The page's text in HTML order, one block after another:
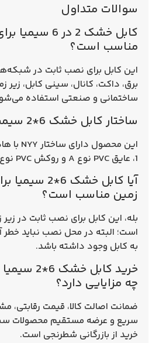
سوالات متداول
کابل خشک 2 در
مناسب است؟
این کابل برای نصب ثابت در
برق، داکت، کانال، سینی کابل، زیر
ساختمانی و صنعتی استفاده
ساختار کابل خشک 6*2 سیمیا چیست؟
این محصول دارای ساختارNYY با
1، عایق PVC نوع A و روکش PVC نوع ST1 یا ST2 است.
آیا کابل
زمین مناسب است؟
بله، این کابل برای نصب ثابت در
است؛ البته در محل نصب نباید
به کابل وجود داشته باشد.
خرید
چه مزایایی دارد؟
ضمانت اصالت کالا، قیمت رقابتی،
سریع و عرضه مستقیم محصولات
خرید از بازرگانی شطرنجی است.